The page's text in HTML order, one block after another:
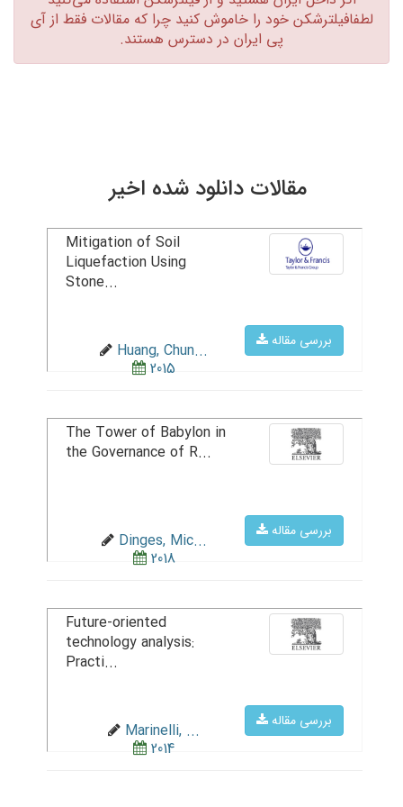
لطفافیلترشکن خود را خاموش کنید چرا که مقالات فقط از آی
پی ایران در دسترس هستند.‏
مقالات دانلود شده اخیر
بررسی مقاله
Mitigation of Soil
Liquefaction Using
Stone...
Huang, Chun...
2015
بررسی مقاله
The Tower of Babylon in
the Governance of R...
Dinges, Mic...
2018
بررسی مقاله
Future-oriented
technology analysis:
Practi...
Marinelli, ...
2014